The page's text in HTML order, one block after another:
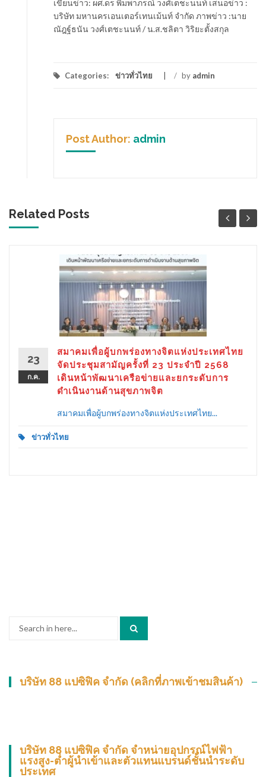
เขียนข่าว: ผศ.ดร พิมพาภรณ์ วงศ์เตชะนนท์ เสนอข่าว :
บริษัท มหานครเอนเตอร์เทนเม้นท์ จำกัด ภาพข่าว :นาย
ณัฎฐ์ธนัน วงศ์เตชะนนท์ / น.ส.ชลิตา วิริยะตั้งสกุล
Categories: ข่าวทั่วไทย / by admin
Post Author: admin
Related Posts
23
ก.ค.
สมาคมเพื่อผู้บกพร่องทางจิตแห่งประเทศไทย
จัดประชุมสามัญครั้งที่ 23 ประจำปี 2568
เดินหน้าพัฒนาเครือข่ายและยกระดับการ
ดำเนินงานด้านสุขภาพจิต
สมาคมเพื่อผู้บกพร่องทางจิตแห่งประเทศไทย...
ข่าวทั่วไทย
บริษัท 88 แปซิฟิค จำกัด (คลิกที่ภาพเข้าชมสินค้า)
บริษัท 88 แปซิฟิค จำกัด จำหน่ายอุปกรณ์ไฟฟ้า
แรงสูง-ต่ำผู้นำเข้าและตัวแทนแบรนด์ชั้นนำระดับ
ประเทศ